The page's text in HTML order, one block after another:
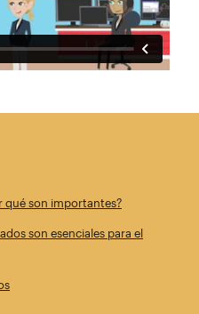
qué son importantes?
son esenciales para el